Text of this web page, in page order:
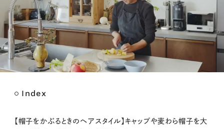
t
Index
【帽子をかぶるときのヘアスタイル】キャップや麦わら帽子を大